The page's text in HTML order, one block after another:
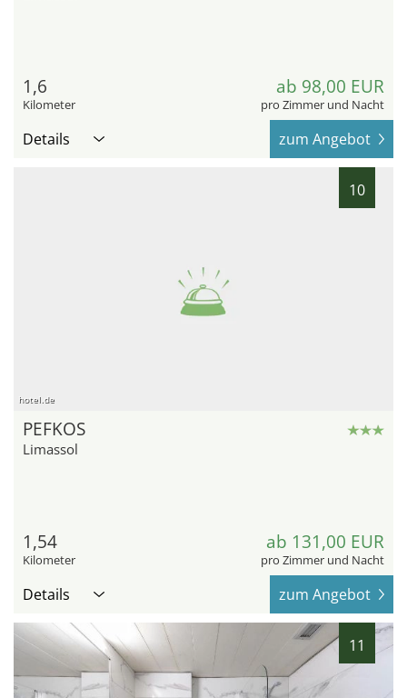
1,6
Kilometer
ab 98,00 EUR
pro Zimmer und Nacht
Details zum Angebot
10
hotel.de
PEFKOS
Limassol
1,54
Kilometer
ab 131,00 EUR
pro Zimmer und Nacht
Details zum Angebot
11